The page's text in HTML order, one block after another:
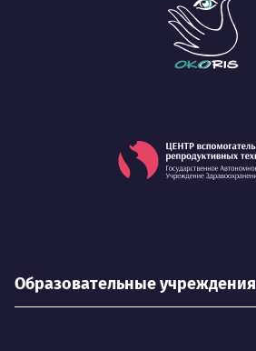
Образовательные учреждения